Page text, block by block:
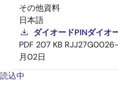
その他資料
日本語
ダイオードPINダイオ
PDF 207 KB
月02日
読込中